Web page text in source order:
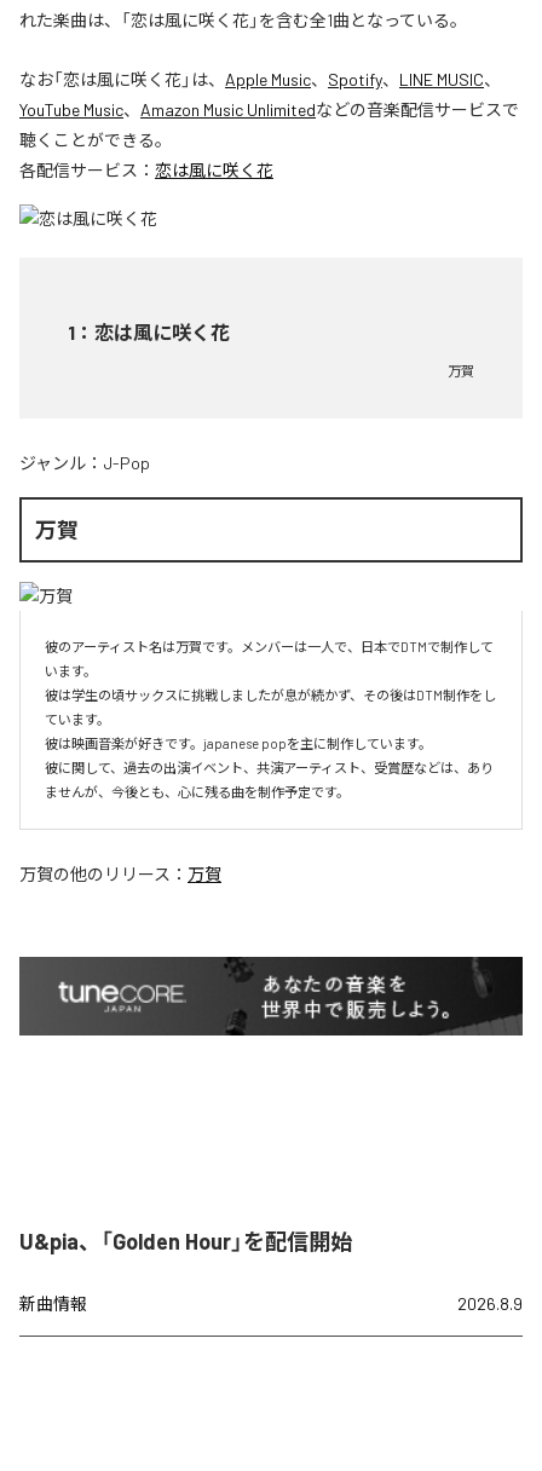
れた楽曲は、「恋は風に咲く花」を含む全1曲となっている。
なお「恋は風に咲く花」は、 Apple Music、 Spotify、 LINE MUSIC、
YouTube Music、 Amazon Music Unlimitedなどの音楽配信サービスで
聴くことができる。
各配信サービス： 恋は風に咲く花
1 ： 恋は風に咲く花
万賀
ジャンル： J-Pop
万賀
彼のアーティスト名は万賀です。メンバーは一人で、日本でDTMで制作して
います。
彼は学生の頃サックスに挑戦しましたが息が続かず、その後はDTM制作をし
ています。
彼は映画音楽が好きです。japanese popを主に制作しています。
彼に関して、過去の出演イベント、共演アーティスト、受賞歴などは、あり
ませんが、今後とも、心に残る曲を制作予定です。
万賀の他のリリース： 万賀
U&pia、「Golden Hour」を配信開始
新曲情報 2026.8.9